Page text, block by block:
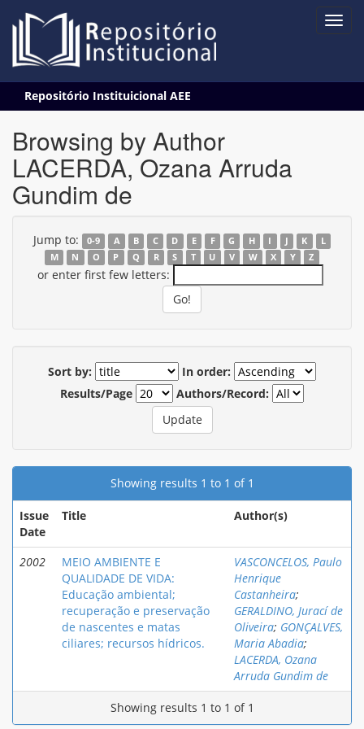
navigation
Repositório Instituicional AEE
Browsing by Author
LACERDA, Ozana Arruda
Gundim de
Jump to: 0-9 A B C D E F G H I J K
L
M
N O P Q R S T U V W X Y Z
or enter first few letters:
Sort by:
In order:
Results/Page
Authors/Record:
Showing results 1 to 1 of 1
Issue
Date
Title Author(s)
2002
MEIO AMBIENTE E
QUALIDADE DE VIDA:
Educação ambiental;
recuperação e preservação
de nascentes e matas
ciliares; recursos hídricos.
VASCONCELOS, Paulo
Henrique
Castanheira;
GERALDINO, Jurací de
Oliveira; GONÇALVES,
Maria Abadia;
LACERDA, Ozana
Arruda Gundim de
Showing results 1 to 1 of 1